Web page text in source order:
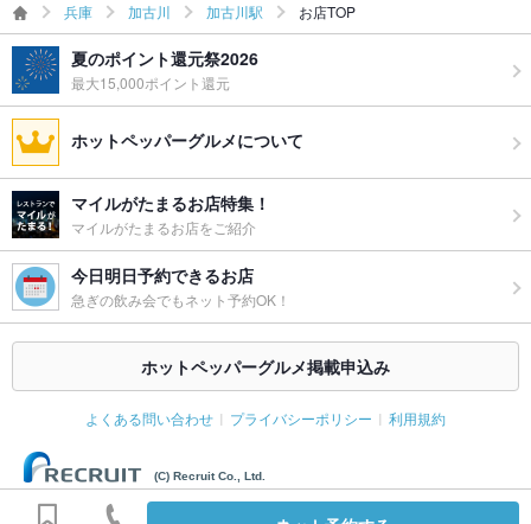
兵庫 加古川 加古川駅 お店TOP
夏のポイント還元祭2026
最大15,000ポイント還元
ホットペッパーグルメについて
マイルがたまるお店特集！
マイルがたまるお店をご紹介
今日明日予約できるお店
急ぎの飲み会でもネット予約OK！
ホットペッパーグルメ掲載申込み
よくある問い合わせ プライバシーポリシー 利用規約
(C) Recruit Co., Ltd.